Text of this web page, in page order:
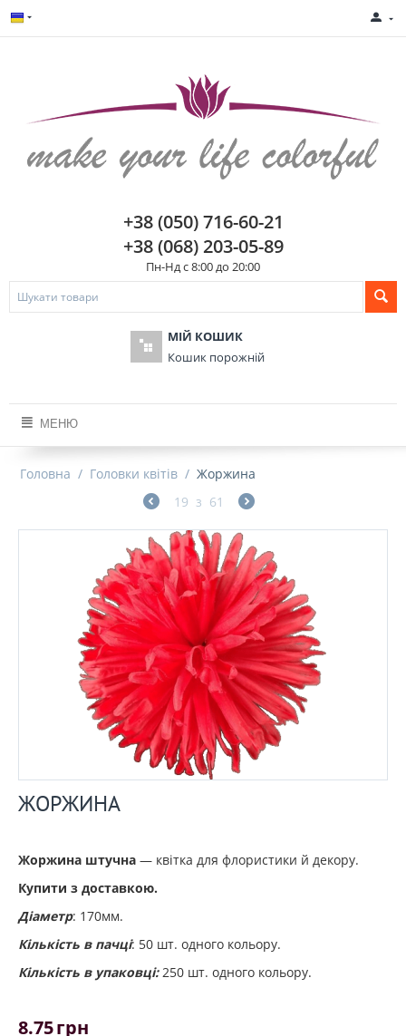
+38 (050) 716-60-21
+38 (068) 203-05-89
Пн-Нд с 8:00 до 20:00
МІЙ КОШИК
Кошик порожній
МЕНЮ
Головна / Головки квітів / Жоржина
19 з 61
ЖОРЖИНА
Жоржина штучна — квітка для флористики й декору.
Купити з доставкою.
Діаметр: 170мм.
Кількість в пачці: 50 шт. одного кольору.
Кількість в упаковці:250 шт. одного кольору.
8.75грн